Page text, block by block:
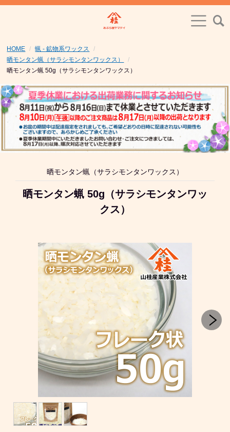
HOME
蝋 - 鉱物系ワックス
晒モンタン蝋（サラシモンタンワックス）
晒モンタン蝋 50g（サラシモンタンワックス）
晒モンタン蝋（サラシモンタンワックス）
晒モンタン蝋 50g（サラシモンタンワッ
クス）